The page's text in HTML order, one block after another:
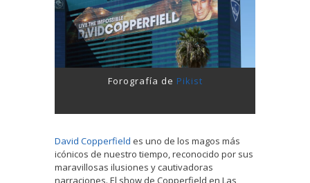
Forografía de Pikist
David Copperfield es uno de los magos más
icónicos de nuestro tiempo, reconocido por sus
maravillosas ilusiones y cautivadoras
narraciones. El show de Copperfield en Las